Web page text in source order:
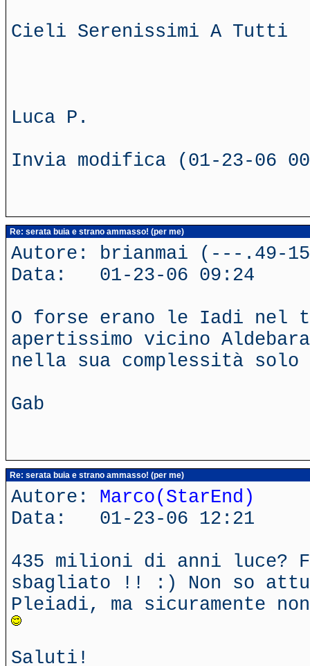
Cieli Serenissimi A Tutti
Luca P.
Invia modifica (01-23-06
Re: serata buia e strano ammasso! (per me)
Autore: brianmai (---.49-
Data: 01-23-06 09:24
O forse erano le Iadi nel
apertissimo vicino
nella sua complessità solo
Gab
Re: serata buia e strano ammasso! (per me)
Autore: Marco(StarEnd)
Data: 01-23-06 12:21
435 milioni di anni luce?
sbagliato !! :) Non so
Pleiadi, ma sicuramente
Saluti!